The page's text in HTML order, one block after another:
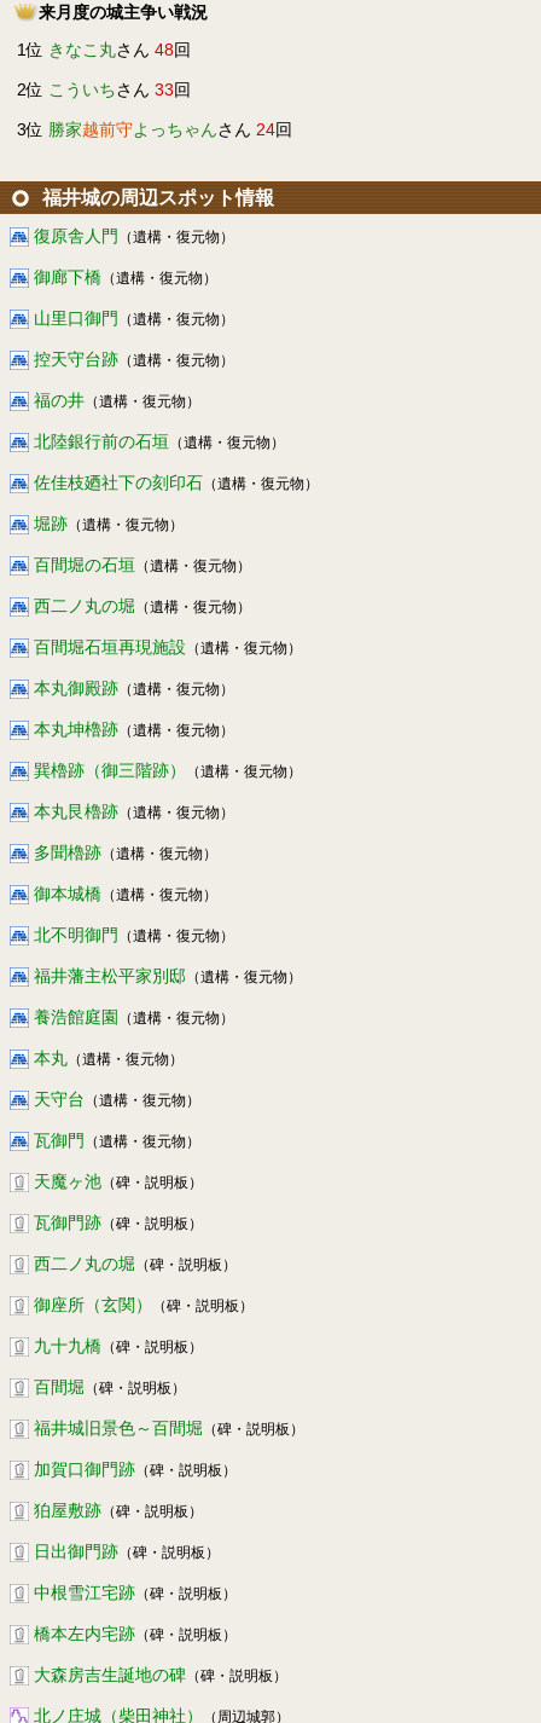
来月度の城主争い戦況
1位 きなこ丸さん 48回
2位 こういちさん 33回
3位 勝家越前守よっちゃんさん 24回
福井城の周辺スポット情報
復原舎人門 （遺構・復元物）
御廊下橋 （遺構・復元物）
山里口御門 （遺構・復元物）
控天守台跡 （遺構・復元物）
福の井 （遺構・復元物）
北陸銀行前の石垣 （遺構・復元物）
佐佳枝廼社下の刻印石 （遺構・復元物）
堀跡 （遺構・復元物）
百間堀の石垣 （遺構・復元物）
西二ノ丸の堀 （遺構・復元物）
百間堀石垣再現施設 （遺構・復元物）
本丸御殿跡 （遺構・復元物）
本丸坤櫓跡 （遺構・復元物）
巽櫓跡（御三階跡） （遺構・復元物）
本丸艮櫓跡 （遺構・復元物）
多聞櫓跡 （遺構・復元物）
御本城橋 （遺構・復元物）
北不明御門 （遺構・復元物）
福井藩主松平家別邸 （遺構・復元物）
養浩館庭園 （遺構・復元物）
本丸 （遺構・復元物）
天守台 （遺構・復元物）
瓦御門 （遺構・復元物）
天魔ヶ池 （碑・説明板）
瓦御門跡 （碑・説明板）
西二ノ丸の堀 （碑・説明板）
御座所（玄関） （碑・説明板）
九十九橋 （碑・説明板）
百間堀 （碑・説明板）
福井城旧景色～百間堀 （碑・説明板）
加賀口御門跡 （碑・説明板）
狛屋敷跡 （碑・説明板）
日出御門跡 （碑・説明板）
中根雪江宅跡 （碑・説明板）
橋本左内宅跡 （碑・説明板）
大森房吉生誕地の碑 （碑・説明板）
北ノ庄城（柴田神社） （周辺城郭）